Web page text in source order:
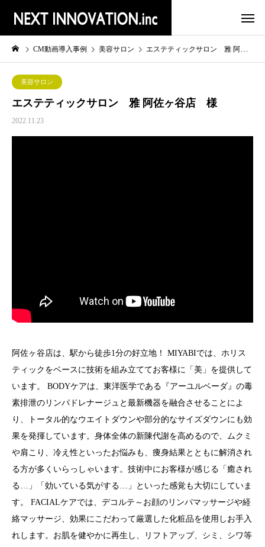
CM動画導入事例 美容サロン エステティックサロン 雅 阿佐ヶ谷店 様
美容サロン
エステティックサロン 雅 阿佐ヶ谷店 様
2022.11.23
阿佐ヶ谷店は、駅から徒歩1分の好立地！ MIYABIでは、ホリス
ティックをベースに技術を組み立ててお客様に「美」を提供して
います。 BODYケアは、東洋医学である『アーユルベーダ』の毒
素排泄のリンパドレナージュと最新機器を融合させることによ
り、トータル的なウエイトダウンや部分的なサイズダウンにも効
果を発揮しています。身体全体の新陳代謝を高めるので、ムクミ
や肩こり、冷え性といったお悩みも、痩身結果とともに解消され
る方が多くいらっしゃいます。技術中にお客様が感じる「癒され
る…」「効いている気がする…」といった感覚も大切にしていま
す。 FACIALケアでは、デコルテ～お顔のリンパマッサージや経
絡マッサージ、効果にこだわって厳選した化粧品を使用しお手入
れします。お肌を健やかに再生し、リフトアップ、シミ、シワ等